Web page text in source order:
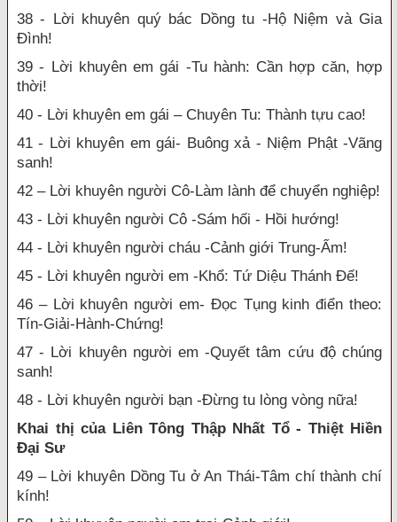
38 - Lời khuyên quý bác Dồng tu -Hộ Niệm và Gia
Đình!
39 - Lời khuyên em gái -Tu hành: Cần hợp căn, hợp
thời!
40 - Lời khuyên em gái – Chuyên Tu: Thành tựu cao!
41 - Lời khuyên em gái- Buông xả - Niệm Phật -Vãng
sanh!
42 – Lời khuyên người Cô-Làm lành để chuyển nghiệp!
43 - Lời khuyên người Cô -Sám hối - Hồi hướng!
44 - Lời khuyên người cháu -Cảnh giới Trung-Ấm!
45 - Lời khuyên người em -Khổ: Tứ Diệu Thánh Đế!
46 – Lời khuyên người em- Đọc Tụng kinh điển theo:
Tín-Giải-Hành-Chứng!
47 - Lời khuyên người em -Quyết tâm cứu độ chúng
sanh!
48 - Lời khuyên người bạn -Đừng tu lòng vòng nữa!
Khai thị của Liên Tông Thập Nhất Tổ - Thiệt Hiền
Đại Sư
49 – Lời khuyên Dồng Tu ở An Thái-Tâm chí thành chí
kính!